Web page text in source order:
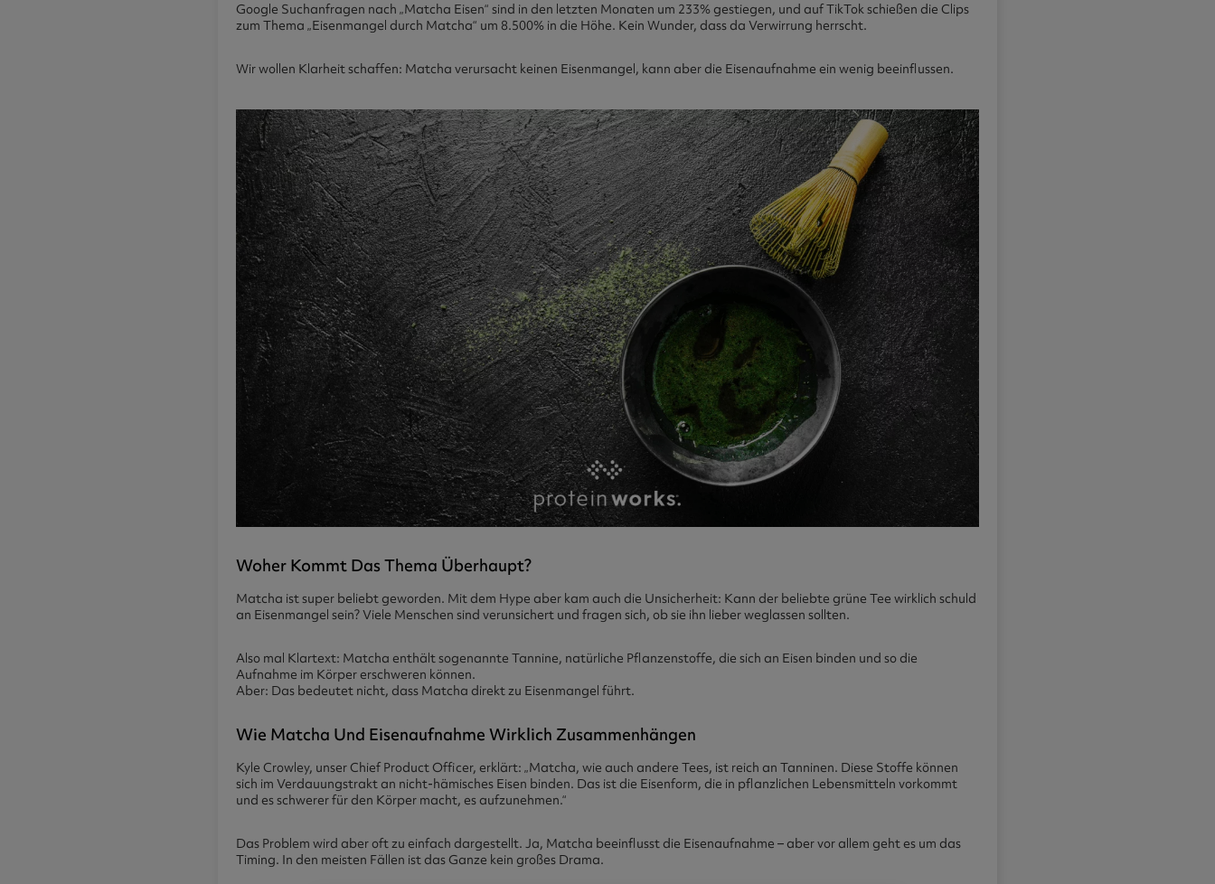
Google Suchanfragen nach „Matcha Eisen“ sind in den letzten Monaten um 233% gestiegen, und auf TikTok schießen die Clips
zum Thema „Eisenmangel durch Matcha“ um 8.500% in die Höhe. Kein Wunder, dass da Verwirrung herrscht.
Wir wollen Klarheit schaffen: Matcha verursacht keinen Eisenmangel, kann aber die Eisenaufnahme ein wenig beeinflussen.
Woher Kommt Das Thema Überhaupt?
Matcha ist super beliebt geworden. Mit dem Hype aber kam auch die Unsicherheit: Kann der beliebte grüne Tee wirklich schuld
an Eisenmangel sein? Viele Menschen sind verunsichert und fragen sich, ob sie ihn lieber weglassen sollten.
Also mal Klartext: Matcha enthält sogenannte Tannine, natürliche Pflanzenstoffe, die sich an Eisen binden und so die
Aufnahme im Körper erschweren können.
Aber: Das bedeutet nicht, dass Matcha direkt zu Eisenmangel führt.
Wie Matcha Und Eisenaufnahme Wirklich Zusammenhängen
Kyle Crowley, unser Chief Product Officer, erklärt: „Matcha, wie auch andere Tees, ist reich an Tanninen. Diese Stoffe können
sich im Verdauungstrakt an nicht-hämisches Eisen binden. Das ist die Eisenform, die in pflanzlichen Lebensmitteln vorkommt
und es schwerer für den Körper macht, es aufzunehmen.“
Das Problem wird aber oft zu einfach dargestellt. Ja, Matcha beeinflusst die Eisenaufnahme – aber vor allem geht es um das
Timing. In den meisten Fällen ist das Ganze kein großes Drama.